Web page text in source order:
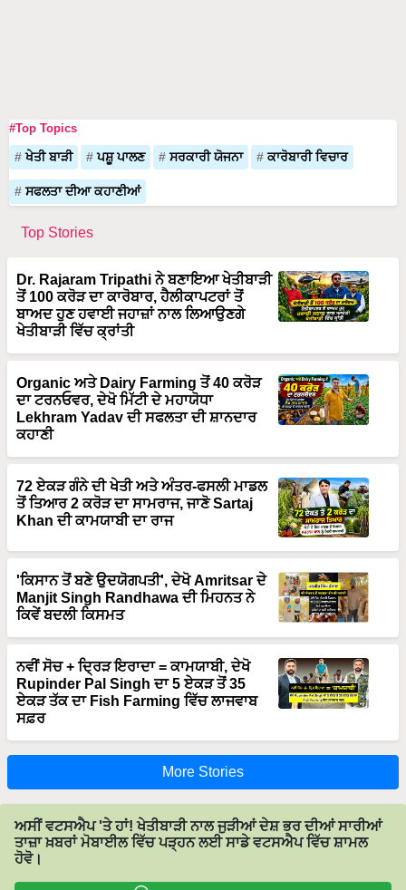
#Top Topics
ਖੇਤੀ ਬਾੜੀ ਪਸ਼ੂ ਪਾਲਣ ਸਰਕਾਰੀ ਯੋਜਨਾ ਕਾਰੋਬਾਰੀ ਵਿਚਾਰ
ਸਫਲਤਾ ਦੀਆ ਕਹਾਣੀਆਂ
Top Stories
Dr. Rajaram Tripathi ਨੇ ਬਣਾਇਆ ਖੇਤੀਬਾੜੀ
ਤੋਂ 100 ਕਰੋੜ ਦਾ ਕਾਰੋਬਾਰ, ਹੈਲੀਕਾਪਟਰਾਂ ਤੋਂ
ਬਾਅਦ ਹੁਣ ਹਵਾਈ ਜਹਾਜ਼ਾਂ ਨਾਲ ਲਿਆਉਣਗੇ
ਖੇਤੀਬਾੜੀ ਵਿੱਚ ਕ੍ਰਾਂਤੀ
Organic ਅਤੇ Dairy Farming ਤੋਂ 40 ਕਰੋੜ
ਦਾ ਟਰਨਓਵਰ, ਦੇਖੋ ਮਿੱਟੀ ਦੇ ਮਹਾਯੋਧਾ
Lekhram Yadav ਦੀ ਸਫਲਤਾ ਦੀ ਸ਼ਾਨਦਾਰ
ਕਹਾਣੀ
72 ਏਕੜ ਗੰਨੇ ਦੀ ਖੇਤੀ ਅਤੇ ਅੰਤਰ-ਫਸਲੀ ਮਾਡਲ
ਤੋਂ ਤਿਆਰ 2 ਕਰੋੜ ਦਾ ਸਾਮਰਾਜ, ਜਾਣੋ Sartaj
Khan ਦੀ ਕਾਮਯਾਬੀ ਦਾ ਰਾਜ
'ਕਿਸਾਨ ਤੋਂ ਬਣੇ ਉਦਯੋਗਪਤੀ', ਦੇਖੋ Amritsar ਦੇ
Manjit Singh Randhawa ਦੀ ਮਿਹਨਤ ਨੇ
ਕਿਵੇਂ ਬਦਲੀ ਕਿਸਮਤ
ਨਵੀਂ ਸੋਚ + ਦ੍ਰਿੜ ਇਰਾਦਾ = ਕਾਮਯਾਬੀ, ਦੇਖੋ
Rupinder Pal Singh ਦਾ 5 ਏਕੜ ਤੋਂ 35
ਏਕੜ ਤੱਕ ਦਾ Fish Farming ਵਿੱਚ ਲਾਜਵਾਬ
ਸਫ਼ਰ
More Stories
ਅਸੀਂ ਵਟਸਐਪ 'ਤੇ ਹਾਂ! ਖੇਤੀਬਾੜੀ ਨਾਲ ਜੁੜੀਆਂ ਦੇਸ਼ ਭਰ ਦੀਆਂ ਸਾਰੀਆਂ
ਤਾਜ਼ਾ ਖ਼ਬਰਾਂ ਮੋਬਾਈਲ ਵਿੱਚ ਪੜ੍ਹਨ ਲਈ ਸਾਡੇ ਵਟਸਐਪ ਵਿੱਚ ਸ਼ਾਮਲ
ਹੋਵੋ।